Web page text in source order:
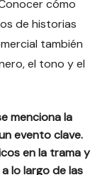
cómo
de historias
también
el tono y el
menciona la
evento clave.
en la trama y
lo largo de las